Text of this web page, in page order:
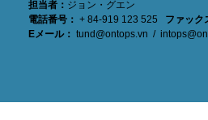
担当者： ジョン・グエン
電話番号： + 84-919 123 525 ファック
Eメール： tund@ontops.vn /